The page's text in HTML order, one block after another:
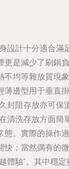
設計十分適合滿
是減少了刷鍋
均等雜放質現
邊型用于垂直
封阻存放亦可保
清洗存放方面簡
。實際的操作
；當然偶有的
體驗”。其中穩